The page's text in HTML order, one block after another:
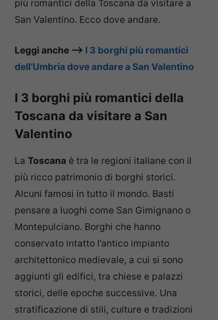
più romantici della Toscana da visitare a
San Valentino. Ecco dove andare.
Leggi anche –> I 3 borghi più romantici
dell’Umbria dove andare a San Valentino
I 3 borghi più romantici della
Toscana da visitare a San
Valentino
La Toscana è tra le regioni italiane con il
più ricco patrimonio di borghi storici.
Alcuni famosi in tutto il mondo. Basti
pensare a luoghi come San Gimignano o
Montepulciano. Borghi che hanno
conservato intatto l’antico impianto
architettonico medievale, a cui si sono
aggiunti gli edifici, tra chiese e palazzi
storici, delle epoche successive. Una
stratificazione di stili, culture e tradizioni